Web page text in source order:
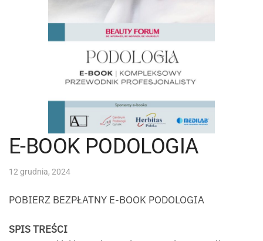
E-BOOK PODOLOGIA
12 grudnia, 2024
POBIERZ BEZPŁATNY E-BOOK PODOLOGIA
SPIS TREŚCI